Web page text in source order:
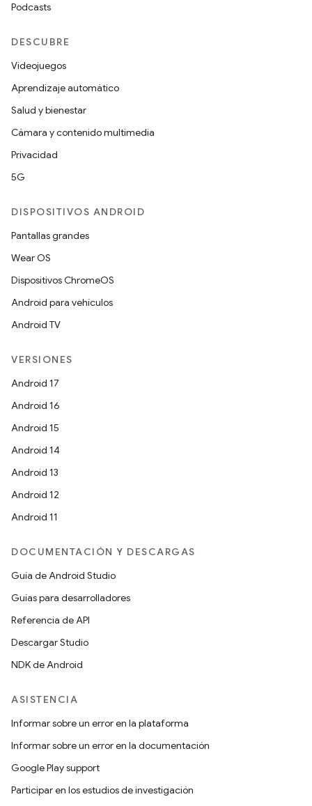
Podcasts
DESCUBRE
Videojuegos
Aprendizaje automático
Salud y bienestar
Cámara y contenido multimedia
Privacidad
5G
DISPOSITIVOS ANDROID
Pantallas grandes
Wear OS
Dispositivos ChromeOS
Android para vehículos
Android TV
VERSIONES
Android 17
Android 16
Android 15
Android 14
Android 13
Android 12
Android 11
DOCUMENTACIÓN Y DESCARGAS
Guía de Android Studio
Guías para desarrolladores
Referencia de API
Descargar Studio
NDK de Android
ASISTENCIA
Informar sobre un error en la plataforma
Informar sobre un error en la documentación
Google Play support
Participar en los estudios de investigación